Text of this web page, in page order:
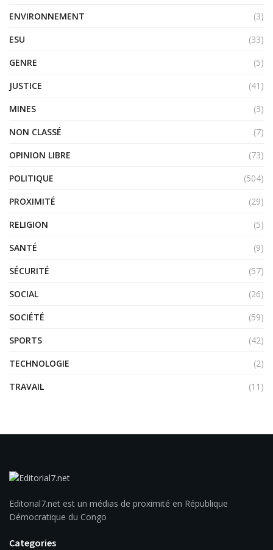
ENVIRONNEMENT
(3)
ESU
(33)
GENRE
(5)
JUSTICE
(41)
MINES
(3)
NON CLASSÉ
(7)
OPINION LIBRE
(73)
POLITIQUE
(504)
PROXIMITÉ
(29)
RELIGION
(5)
SANTÉ
(9)
SÉCURITÉ
(57)
SOCIAL
(26)
SOCIÉTÉ
(59)
SPORTS
(42)
TECHNOLOGIE
(2)
TRAVAIL
(11)
Editorial7.net est un médias de proximité en République
Démocratique du Congo
Categories